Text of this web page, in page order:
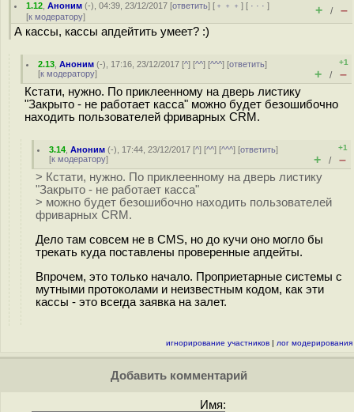
1.12 ,Аноним (-), 04:39, 23/12/2017 [ответить] [ ﹢﹢﹢] [ · · ·]
[к модератору] + / –
А кассы, кассы апдейтить умеет? :)
2.13 ,Аноним (-), 17:16, 23/12/2017 [^] [^^] [^^^] [ответить]
[к модератору]
+1
+ / –
Кстати, нужно. По приклеенному на дверь листику
"Закрыто - не работает касса" можно будет безошибочно
находить пользователей фриварных CRM.
3.14 ,Аноним (-), 17:44, 23/12/2017 [^] [^^] [^^^] [ответить]
[к модератору]
+1
+ / –
> Кстати, нужно. По приклеенному на дверь листику
"Закрыто - не работает касса"
> можно будет безошибочно находить пользователей
фриварных CRM.
Дело там совсем не в CMS, но до кучи оно могло бы
трекать куда поставлены проверенные апдейты.
Впрочем, это только начало. Проприетарные системы с
мутными протоколами и неизвестным кодом, как эти
кассы - это всегда заявка на залет.
игнорирование участников | лог модерирования
Добавить комментарий
Имя: